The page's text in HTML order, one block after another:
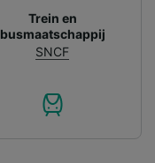
Trein en
busmaatschappij
SNCF